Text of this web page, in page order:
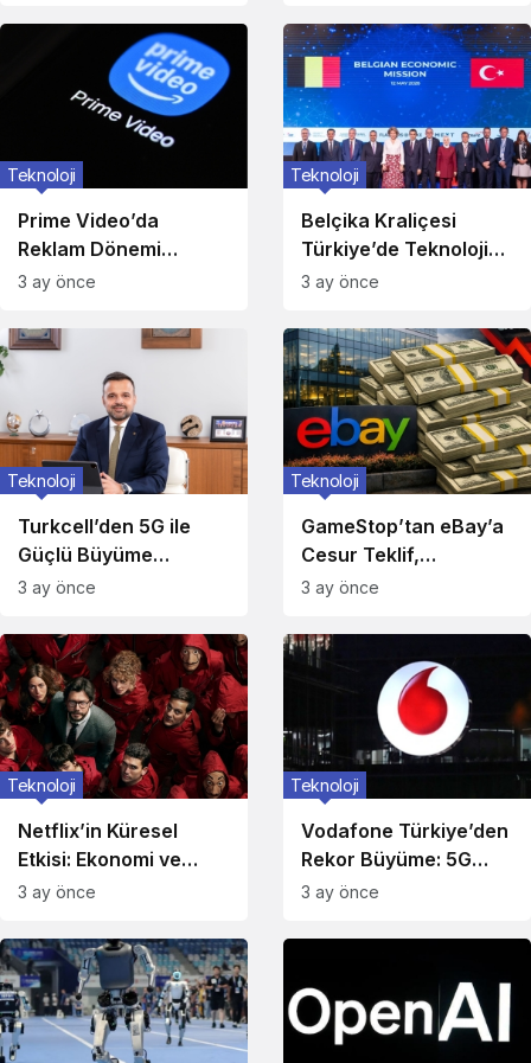
Prime Video’da
Reklam Dönemi
Başlıyor!
Teknoloji
3 ay önce
Belçika Kraliçesi
Türkiye’de Teknoloji
Ziyareti
Teknoloji
3 ay önce
Turkcell’den 5G ile
Güçlü Büyüme
Hamlesi!
Teknoloji
3 ay önce
GameStop’tan eBay’a
Cesur Teklif,
Reddedildi!
Teknoloji
3 ay önce
Netflix’in Küresel
Etkisi: Ekonomi ve
Kültüre Yansımalar
Teknoloji
3 ay önce
Vodafone Türkiye’den
Rekor Büyüme: 5G
Hazırlıkları Devam
Teknoloji
3 ay önce